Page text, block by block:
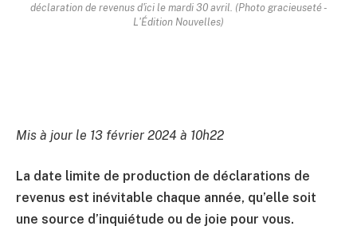
déclaration de revenus d'ici le mardi 30 avril. (Photo gracieuseté -
L'Édition Nouvelles)
Mis à jour le 13 février 2024 à 10h22
La date limite de production de déclarations de
revenus est inévitable chaque année, qu’elle soit
une source d’inquiétude ou de joie pour vous.